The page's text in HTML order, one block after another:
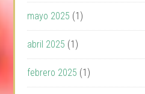
mayo 2025 (1)
abril 2025 (1)
febrero 2025 (1)